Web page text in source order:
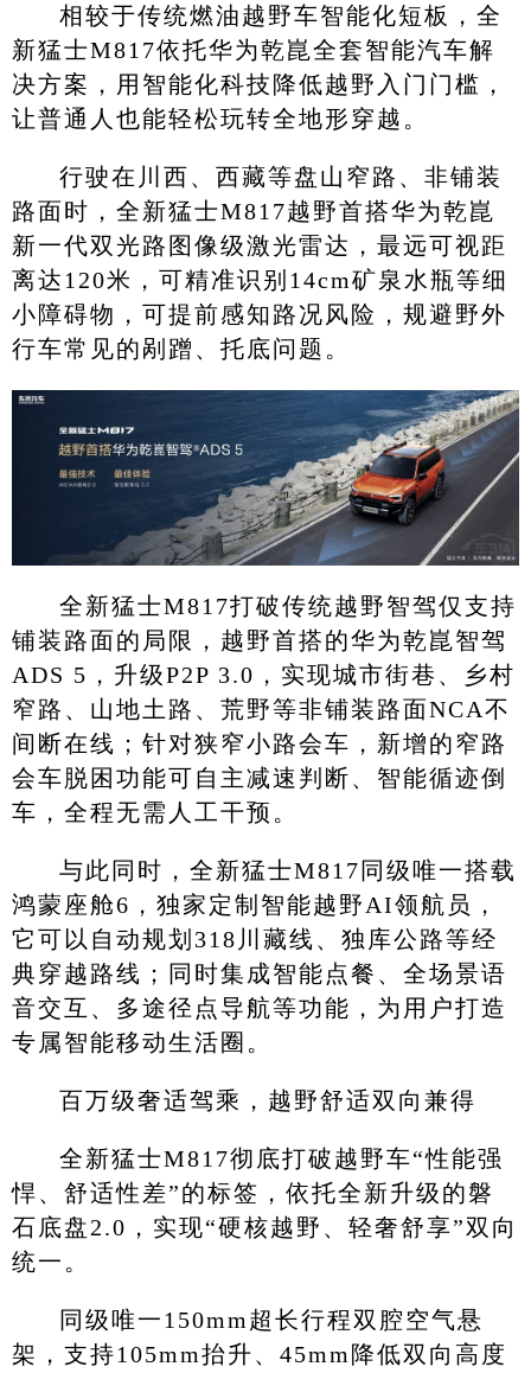
相较于传统燃油越野车智能化短板，全
新猛士M817依托华为乾崑全套智能汽车解
决方案，用智能化科技降低越野入门门槛，
让普通人也能轻松玩转全地形穿越。
行驶在川西、西藏等盘山窄路、非铺装
路面时，全新猛士M817越野首搭华为乾崑
新一代双光路图像级激光雷达，最远可视距
离达120米，可精准识别14cm矿泉水瓶等细
小障碍物，可提前感知路况风险，规避野外
行车常见的剐蹭、托底问题。
全新猛士M817打破传统越野智驾仅支持
铺装路面的局限，越野首搭的华为乾崑智驾
ADS 5，升级P2P 3.0，实现城市街巷、乡村
窄路、山地土路、荒野等非铺装路面NCA不
间断在线；针对狭窄小路会车，新增的窄路
会车脱困功能可自主减速判断、智能循迹倒
车，全程无需人工干预。
与此同时，全新猛士M817同级唯一搭载
鸿蒙座舱6，独家定制智能越野AI领航员，
它可以自动规划318川藏线、独库公路等经
典穿越路线；同时集成智能点餐、全场景语
音交互、多途径点导航等功能，为用户打造
专属智能移动生活圈。
百万级奢适驾乘，越野舒适双向兼得
全新猛士M817彻底打破越野车“性能强
悍、舒适性差”的标签，依托全新升级的磐
石底盘2.0，实现“硬核越野、轻奢舒享”双向
统一。
同级唯一150mm超长行程双腔空气悬
架，支持105mm抬升、45mm降低双向高度